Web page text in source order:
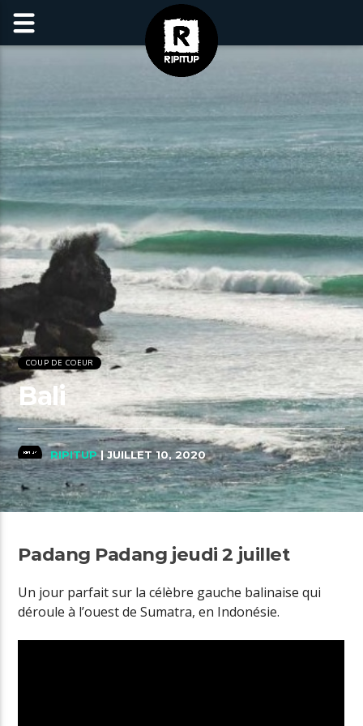
COUP DE COEUR
Bali
RIPITUP| JUILLET 10, 2020
Padang Padang jeudi 2 juillet
Un jour parfait sur la célèbre gauche balinaise qui
déroule à l’ouest de Sumatra, en Indonésie.